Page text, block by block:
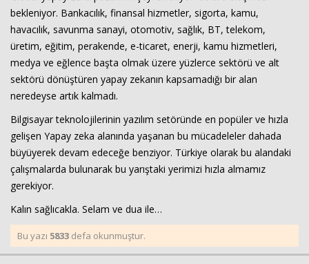
bekleniyor. Bankacılık, finansal hizmetler, sigorta, kamu,
havacılık, savunma sanayi, otomotiv, sağlık, BT, telekom,
üretim, eğitim, perakende, e-ticaret, enerji, kamu hizmetleri,
medya ve eğlence başta olmak üzere yüzlerce sektörü ve alt
sektörü dönüştüren yapay zekanın kapsamadığı bir alan
neredeyse artık kalmadı.
Bilgisayar teknolojilerinin yazılım setöründe en popüler ve hızla
gelişen Yapay zeka alanında yaşanan bu mücadeleler dahada
büyüyerek devam edeceğe benziyor. Türkiye olarak bu alandaki
çalışmalarda bulunarak bu yarıştaki yerimizi hızla almamız
gerekiyor.
Kalın sağlıcakla. Selam ve dua ile…
Bu yazı 5833 defa okunmuştur.